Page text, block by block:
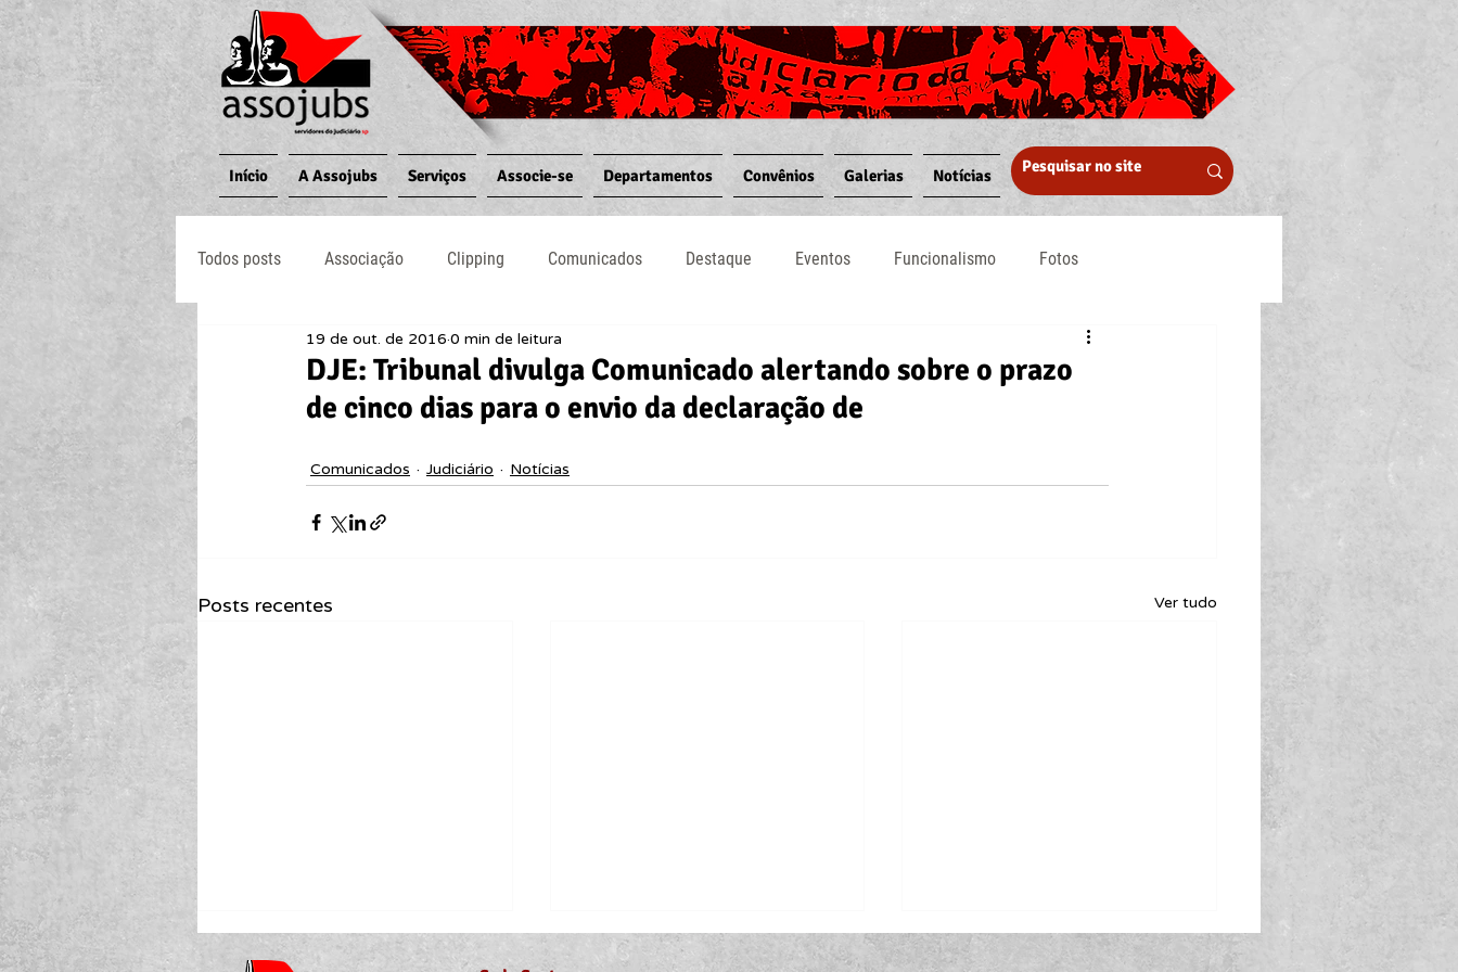
Início A Assojubs Serviços Associe-se Departamentos Convênios Galerias Notícias
Todos posts Associação Clipping Comunicados Destaque Eventos Funcionalismo Fotos
Jornal O Processo Judiciário Notícias
DJE: Tribunal divulga Comunicado alertando sobre o prazo
de cinco dias para o envio da declaração de
19 de out. de 2016 0 min de leitura
Comunicados Judiciário Notícias
Posts recentes Ver tudo